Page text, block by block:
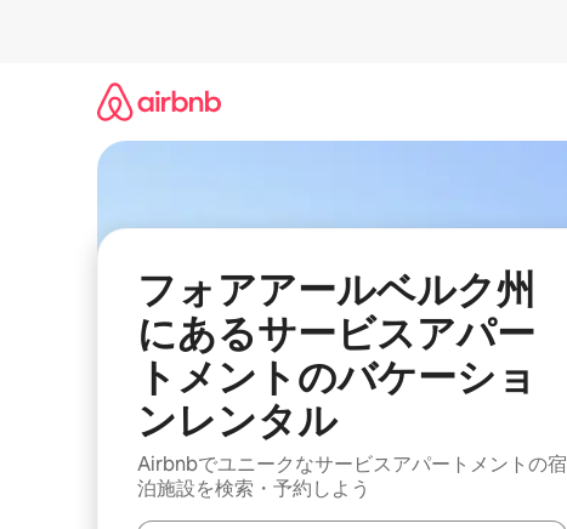
フォアアールベルク州
にあるサービスアパー
トメントのバケーショ
ンレンタル
Airbnbでユニークなサービスアパートメントの宿
泊施設を検索・予約しよう